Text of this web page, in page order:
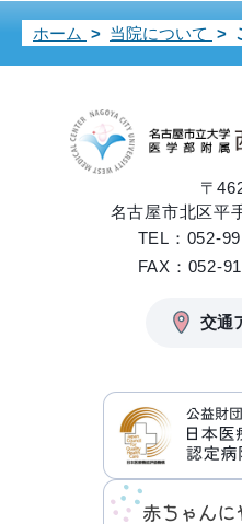
ホーム > 当院について >
〒
名古屋市北区平
TEL：052-
FAX：052-
交通